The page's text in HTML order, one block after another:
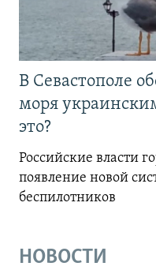
В Севастополе
моря
это?
Российские власти
появление новой
беспилотников
НОВОСТИ